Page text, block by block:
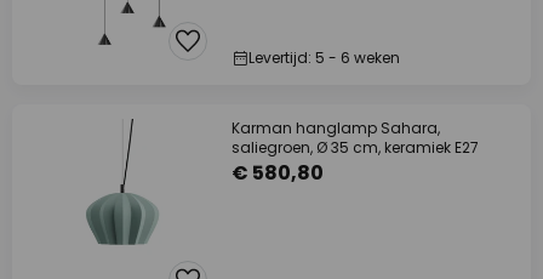
Levertijd: 5 - 6 weken
Karman hanglamp Sahara,
saliegroen, Ø 35 cm, keramiek E27
€ 580,80